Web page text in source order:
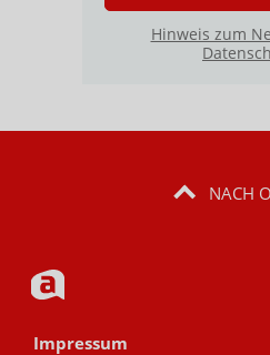
Hinweis zum
NACH
Impressum